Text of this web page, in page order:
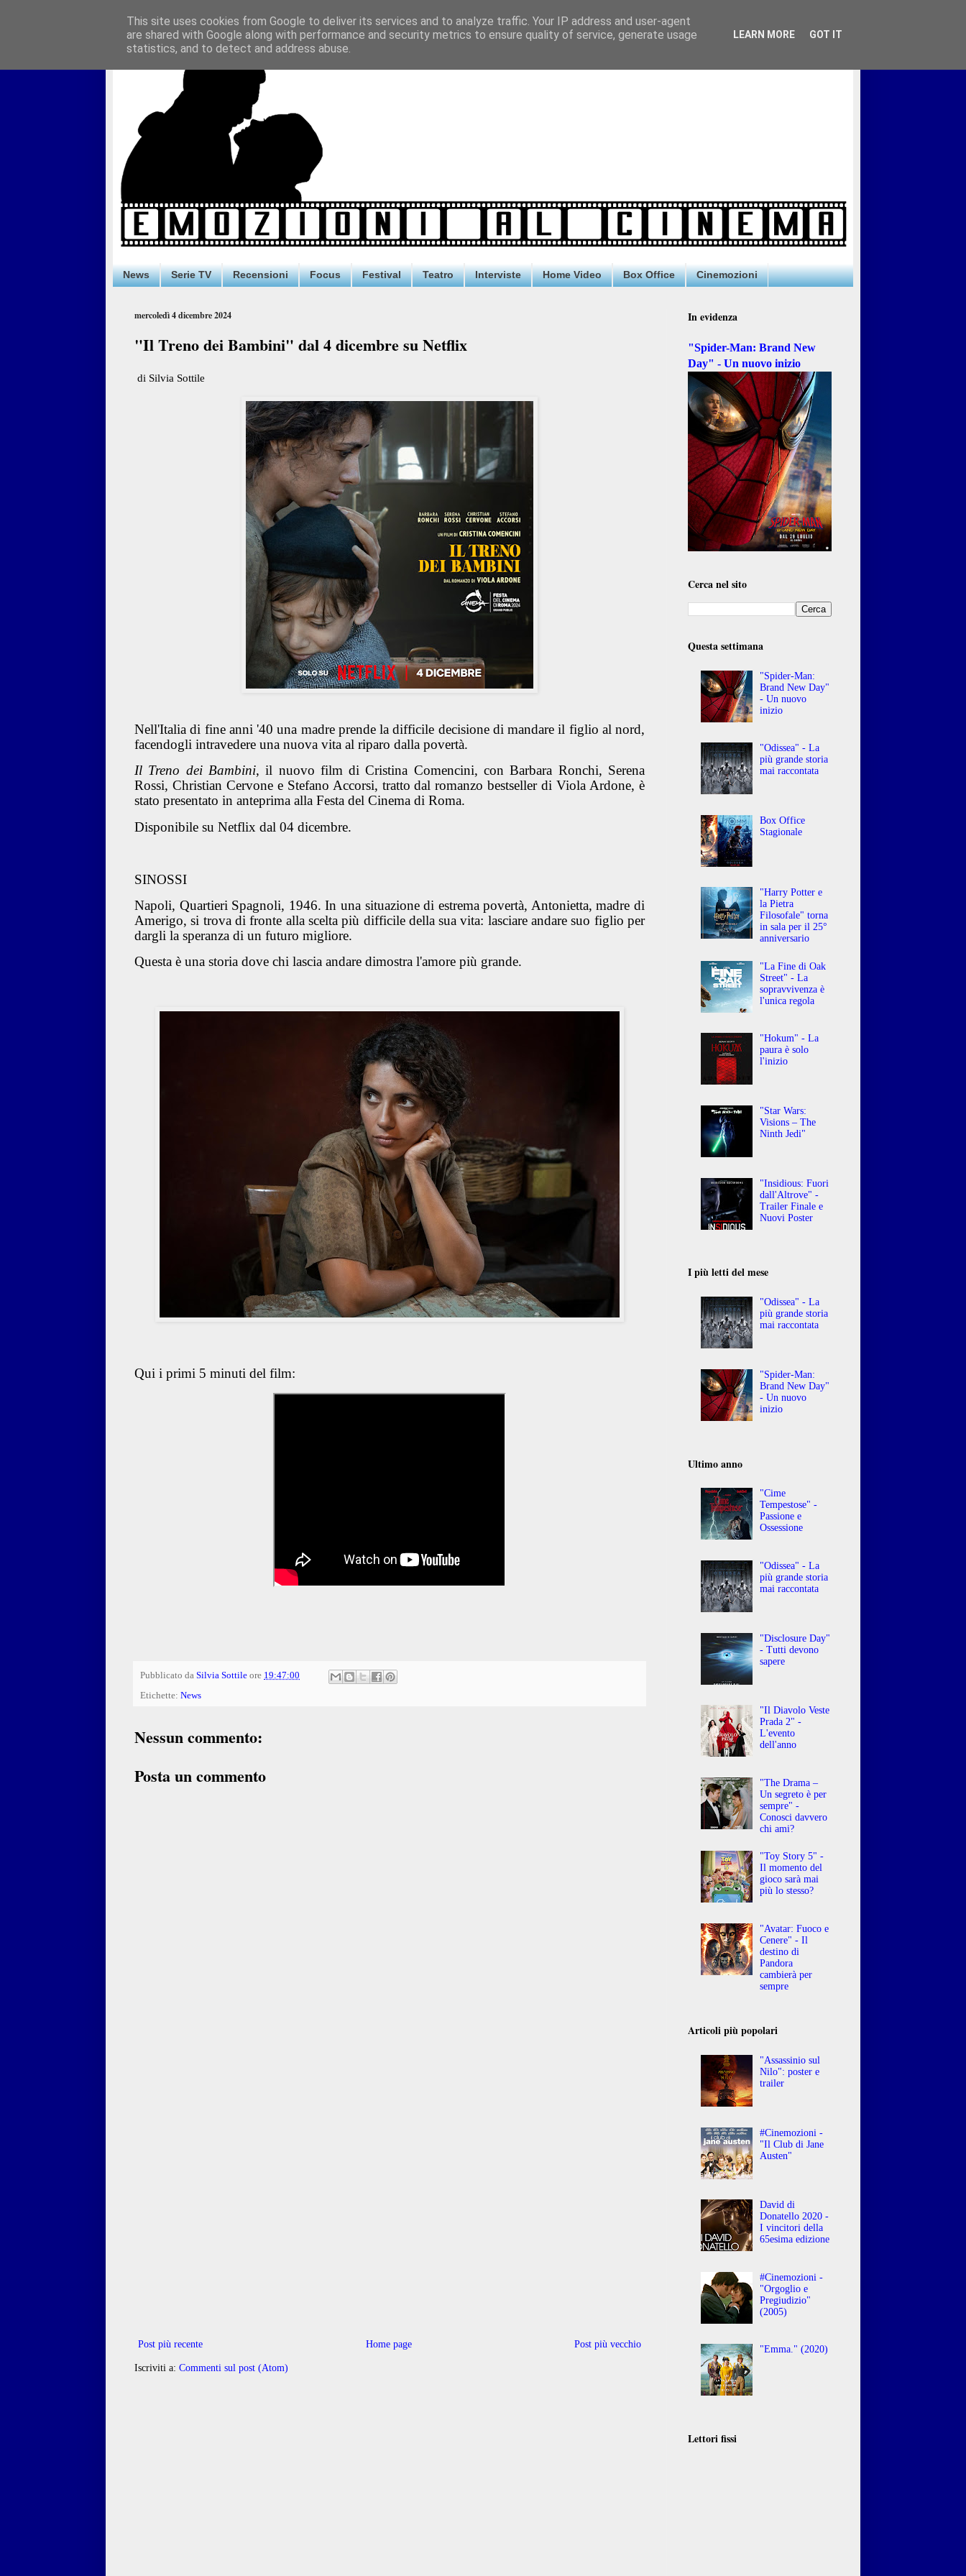
News Serie TV Recensioni Focus Festival Teatro Interviste Home Video Box Office Cinemozioni
mercoledì 4 dicembre 2024
"Il Treno dei Bambini" dal 4 dicembre su Netflix
di Silvia Sottile
Nell'Italia di fine anni '40 una madre prende la difficile decisione di mandare il figlio al nord,
facendogli intravedere una nuova vita al riparo dalla povertà.
Il Treno dei Bambini, il nuovo film di Cristina Comencini, con Barbara Ronchi, Serena
Rossi, Christian Cervone e Stefano Accorsi, tratto dal romanzo bestseller di Viola Ardone, è
stato presentato in anteprima alla Festa del Cinema di Roma.
Disponibile su Netflix dal 04 dicembre.
SINOSSI
Napoli, Quartieri Spagnoli, 1946. In una situazione di estrema povertà, Antonietta, madre di
Amerigo, si trova di fronte alla scelta più difficile della sua vita: lasciare andare suo figlio per
dargli la speranza di un futuro migliore.
Questa è una storia dove chi lascia andare dimostra l'amore più grande.
Qui i primi 5 minuti del film:
Pubblicato da Silvia Sottile ore 19:47:00
Etichette: News
Nessun commento:
Posta un commento
Post più recente Post più vecchio
Home page
Iscriviti a: Commenti sul post (Atom)
In evidenza
"Spider-Man: Brand New
Day" - Un nuovo inizio
Cerca nel sito
Questa settimana
"Spider-Man:
Brand New Day"
- Un nuovo
inizio
"Odissea" - La
più grande storia
mai raccontata
Box Office
Stagionale
"Harry Potter e
la Pietra
Filosofale" torna
in sala per il 25°
anniversario
"La Fine di Oak
Street" - La
sopravvivenza è
l'unica regola
"Hokum" - La
paura è solo
l'inizio
"Star Wars:
Visions – The
Ninth Jedi"
"Insidious: Fuori
dall'Altrove" -
Trailer Finale e
Nuovi Poster
I più letti del mese
"Odissea" - La
più grande storia
mai raccontata
"Spider-Man:
Brand New Day"
- Un nuovo
inizio
Ultimo anno
"Cime
Tempestose" -
Passione e
Ossessione
"Odissea" - La
più grande storia
mai raccontata
"Disclosure Day"
- Tutti devono
sapere
"Il Diavolo Veste
Prada 2" -
L'evento
dell'anno
"The Drama –
Un segreto è per
sempre" -
Conosci davvero
chi ami?
"Toy Story 5" -
Il momento del
gioco sarà mai
più lo stesso?
"Avatar: Fuoco e
Cenere" - Il
destino di
Pandora
cambierà per
sempre
Articoli più popolari
"Assassinio sul
Nilo": poster e
trailer
#Cinemozioni -
"Il Club di Jane
Austen"
David di
Donatello 2020 -
I vincitori della
65esima edizione
#Cinemozioni -
"Orgoglio e
Pregiudizio"
(2005)
"Emma." (2020)
Lettori fissi
This site uses cookies from Google to deliver its services and to analyze traffic. Your IP address and user-agent
are shared with Google along with performance and security metrics to ensure quality of service, generate usage
statistics, and to detect and address abuse.
LEARN MORE GOT IT